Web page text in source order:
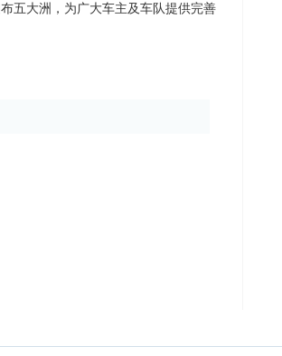
五大洲，为广大车主及车队提供完善